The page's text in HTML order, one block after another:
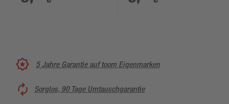
Stück
Stück
5 Jahre Garantie auf toom Eigenmarken
Sorglos, 90 Tage Umtauschgarantie